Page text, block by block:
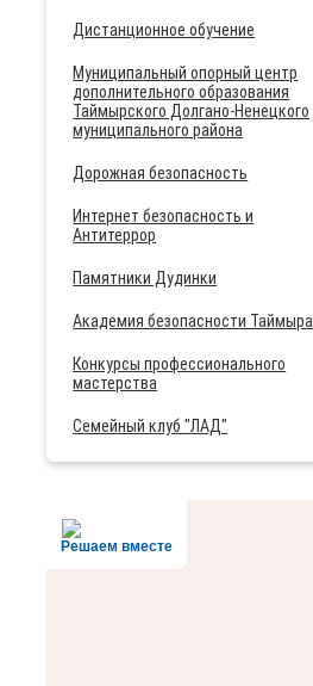
Дистанционное обучение
Муниципальный опорный центр
дополнительного образования
Таймырского Долгано-Ненецкого
муниципального района
Дорожная безопасность
Интернет безопасность и
Антитеррор
Памятники Дудинки
Академия безопасности Таймыра
Конкурсы профессионального
мастерства
Семейный клуб "ЛАД"
Решаем вместе